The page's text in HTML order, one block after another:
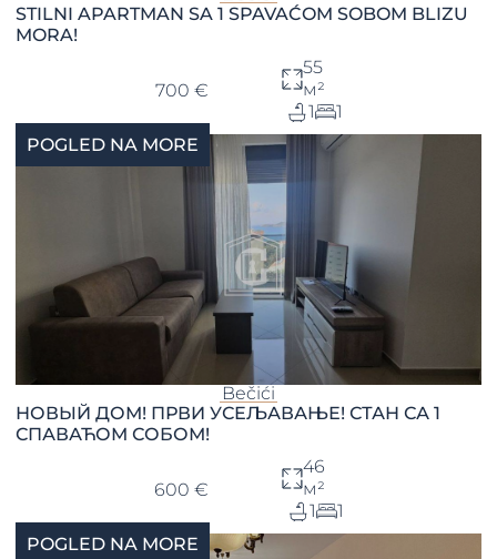
STILNI APARTMAN SA 1 SPAVAĆOM SOBOM BLIZU
MORA!
700 €
55
м²
1
1
POGLED NA MORE
Bečići
НОВЫЙ ДОМ! ПРВИ УСЕЉАВАЊЕ! СТАН СА 1
СПАВАЋОМ СОБОМ!
600 €
46
м²
1
1
POGLED NA MORE